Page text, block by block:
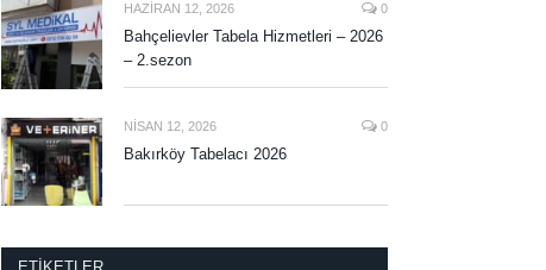
HAZIRAN 12, 2026 0
Bahçelievler Tabela Hizmetleri – 2026
– 2.sezon
NISAN 12, 2026 0
Bakırköy Tabelacı 2026